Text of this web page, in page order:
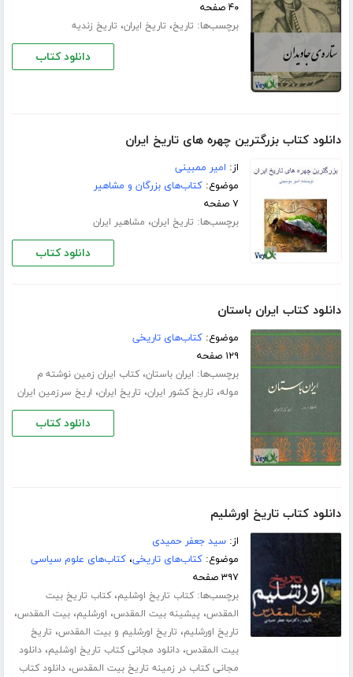
۴۰ صفحه
برچسب‌ها: تاریخ، تاریخ ایران، تاریخ زندیه
دانلود کتاب
دانلود کتاب بزرگترین چهره های تاریخ ایران
از: امیر ممبینی
موضوع:کتاب‌های بزرگان و مشاهیر
۷ صفحه
برچسب‌ها: تاریخ ایران، مشاهیر ایران
دانلود کتاب
دانلود کتاب ایران باستان
موضوع:کتاب‌های تاریخی
۱۲۹ صفحه
برچسب‌ها: ایران باستان،کتاب ایران زمین نوشته م
موله، تاریخ کشور ایران، تاریخ ایران، اریخ سرزمین ایران
دانلود کتاب
دانلود کتاب تاریخ اورشلیم
از:سید جعفر حمیدی
موضوع:کتاب‌های تاریخی،کتاب‌های علوم سیاسی
۳۹۷ صفحه
برچسب‌ها:کتاب تاریخ اوشلیم،کتاب تاریخ بیت
المقدس، پیشینه بیت المقدس، اورشلیم،بیت المقدس،
تاریخ اورشلیم، تاریخ اورشلیم و بیت المقدس، تاریخ
بیت المقدس،دانلود مجانی کتاب تاریخ اوشلیم،دانلود
مجانی کتاب در زمینه تاریخ بیت المقدس،دانلود کتاب